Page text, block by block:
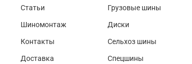
Статьи
Шиномонтаж
Контакты
Доставка
Грузовые шины
Диски
Сельхоз шины
Спецшины